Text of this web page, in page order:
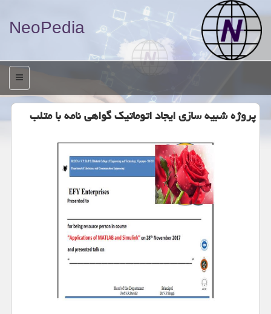
NeoPedia
منو
پروژه شبیه سازی ایجاد اتوماتیک گواهی نامه با متلب